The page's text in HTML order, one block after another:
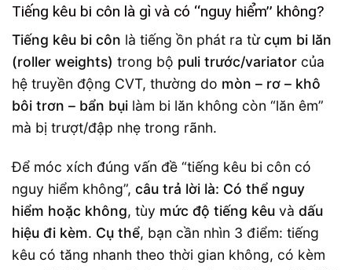
Tiếng kêu bi côn là gì và có “nguy hiểm” không?
Tiếng kêu bi côn là tiếng ồn phát ra từcụm bi lăn
(roller weights) trong bộ puli trước/variator của
hệ truyền động CVT, thường do mòn – rơ – khô
bôi trơn – bẩn bụi làm bi lăn không còn “lăn êm”
mà bị trượt/đập nhẹ trong rãnh.
Để móc xích đúng vấn đề “tiếng kêu bi côn có
nguy hiểm không”, câu trả lời là: Có thể nguy
hiểm hoặc không, tùy mức độ tiếng kêu và dấu
hiệu đi kèm. Cụ thể, bạn cần nhìn 3 điểm: tiếng
kêu có tăng nhanh theo thời gian không, có kèm